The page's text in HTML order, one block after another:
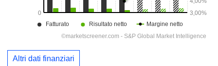
Altri dati finanziari